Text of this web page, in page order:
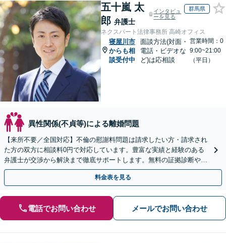
五十嵐 太
郎 弁護士
インタビュ
ーを見る
群馬県
ネクスパート法律事務所 高崎オフィス
寝屋川市
からも相
談受付中
面談方法(対面・
電話・ビデオな
ど)は応相談
営業時間：0
9:00~21:00
（平日）
異性関係(不貞等)による離婚問題
【来所不要／全国対応】不倫の慰謝料問題は請求したい方・請求され
た方の双方に相談料0円で対応しています。豊富な実績と経験のある
弁護士が交渉から解決まで徹底サポートします。無料の証拠診断や着
手金の返還保証もありますので安心してご相談ください。
料金表を見る
電話でお問い合わせ メールでお問い合わせ